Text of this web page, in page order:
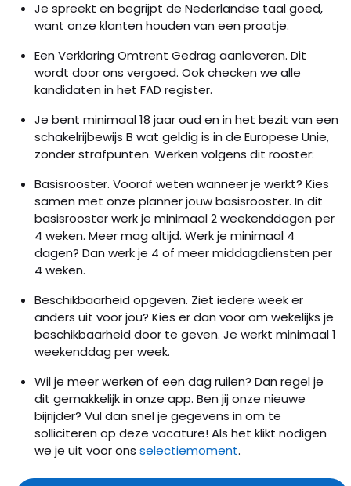
Je spreekt en begrijpt de Nederlandse taal goed,
want onze klanten houden van een praatje.
Een Verklaring Omtrent Gedrag aanleveren. Dit
wordt door ons vergoed. Ook checken we alle
kandidaten in het FAD register.
Je bent minimaal 18 jaar oud en in het bezit van een
schakelrijbewijs B wat geldig is in de Europese Unie,
zonder strafpunten. Werken volgens dit rooster:
Basisrooster. Vooraf weten wanneer je werkt? Kies
samen met onze planner jouw basisrooster. In dit
basisrooster werk je minimaal 2 weekenddagen per
4 weken. Meer mag altijd. Werk je minimaal 4
dagen? Dan werk je 4 of meer middagdiensten per
4 weken.
Beschikbaarheid opgeven. Ziet iedere week er
anders uit voor jou? Kies er dan voor om wekelijks je
beschikbaarheid door te geven. Je werkt minimaal 1
weekenddag per week.
Wil je meer werken of een dag ruilen? Dan regel je
dit gemakkelijk in onze app. Ben jij onze nieuwe
bijrijder? Vul dan snel je gegevens in om te
solliciteren op deze vacature! Als het klikt nodigen
we je uit voor ons selectiemoment.